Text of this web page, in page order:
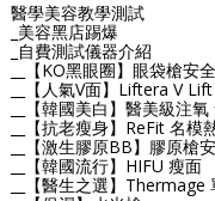
醫學美容教學測試
_美容黑店踢爆
_自費測試儀器介紹
__【KO黑眼圈】眼袋槍安
__【人氣V面】Liftera V
__【韓國美白】醫美級注
__【抗老瘦身】ReFit 名模
__【激生膠原BB】膠原槍
__【韓國流行】HIFU 瘦面
__【醫生之選】